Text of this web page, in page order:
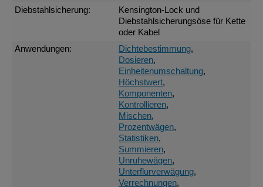
Diebstahlsicherung:
Kensington-Lock und
Diebstahlsicherungsöse für Kette
oder Kabel
Anwendungen:
Dichtebestimmung,
Dosieren,
Einheitenumschaltung,
Höchstwert,
Komponenten,
Kontrollieren,
Mischen,
Prozentwägen,
Statistiken,
Summieren,
Unruhewägen,
Unterflurverwägung,
Verrechnungen,